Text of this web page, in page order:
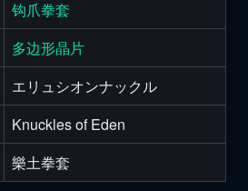
钩爪拳套
多边形晶片
エリュシオンナックル
Knuckles of Eden
樂土拳套